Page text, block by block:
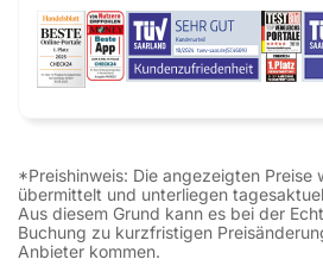
*Preishinweis: Die angezeigten Preise
übermittelt und unterliegen
Aus diesem Grund kann es bei der
Buchung zu kurzfristigen
Anbieter kommen.